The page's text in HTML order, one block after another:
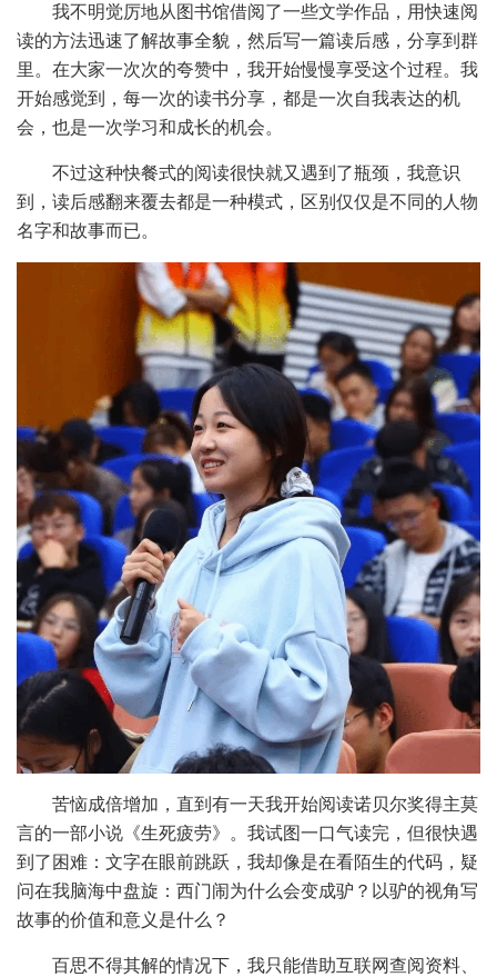
我不明觉厉地从图书馆借阅了一些文学作品，用快速阅
读的方法迅速了解故事全貌，然后写一篇读后感，分享到群
里。在大家一次次的夸赞中，我开始慢慢享受这个过程。我
开始感觉到，每一次的读书分享，都是一次自我表达的机
会，也是一次学习和成长的机会。
不过这种快餐式的阅读很快就又遇到了瓶颈，我意识
到，读后感翻来覆去都是一种模式，区别仅仅是不同的人物
名字和故事而已。
苦恼成倍增加，直到有一天我开始阅读诺贝尔奖得主莫
言的一部小说《生死疲劳》。我试图一口气读完，但很快遇
到了困难：文字在眼前跳跃，我却像是在看陌生的代码，疑
问在我脑海中盘旋：西门闹为什么会变成驴？以驴的视角写
故事的价值和意义是什么？
百思不得其解的情况下，我只能借助互联网查阅资料、